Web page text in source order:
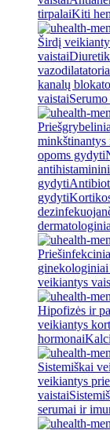
tirpalaiKiti
Širdį
vaistai
kanalų
vaistai
minkštinantys
opoms gydyti
gydyti
gydyti
ginekologiniai
veikiantys
Hipofizės ir
veikiantys
hormonai
Sistemiškai
veikiantys
vaistai
serumai ir